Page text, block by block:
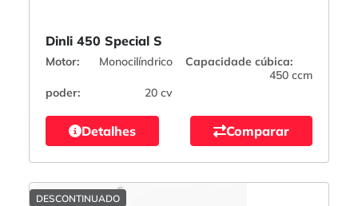
Dinli 450 Special S
Motor: Monocilíndrico
Capacidade cúbica:
450 ccm
poder:
20 cv
Detalhes Comparar
DESCONTINUADO